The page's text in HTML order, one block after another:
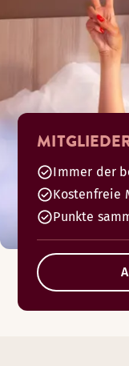
Immer der
Kostenfreie
Punkte